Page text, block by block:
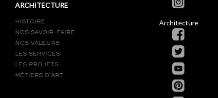
ARCHITECTURE
HISTOIRE
NOS SAVOIR-FAIRE
NOS VALEURS
LES SERVICES
LES PROJETS
MÉTIERS D’ART
Architecture